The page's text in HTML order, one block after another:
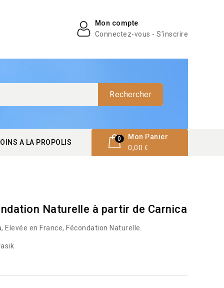
Mon compte
Connectez-vous - S'inscrire
Rechercher
A LA PROPOLIS
Mon Panier
0
0,00 €
Naturelle à partir de Carnica
en France, Fécondation Naturelle.